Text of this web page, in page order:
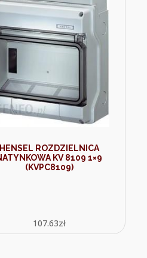
HENSEL ROZDZIELNICA
KV 8109 1×9
(KVPC8109)
107.63zł